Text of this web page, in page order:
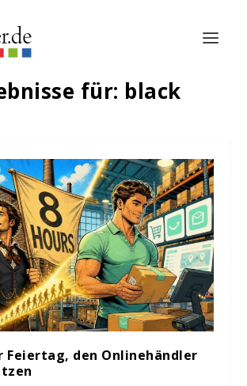
für: black
Feiertag, den Onlinehändler